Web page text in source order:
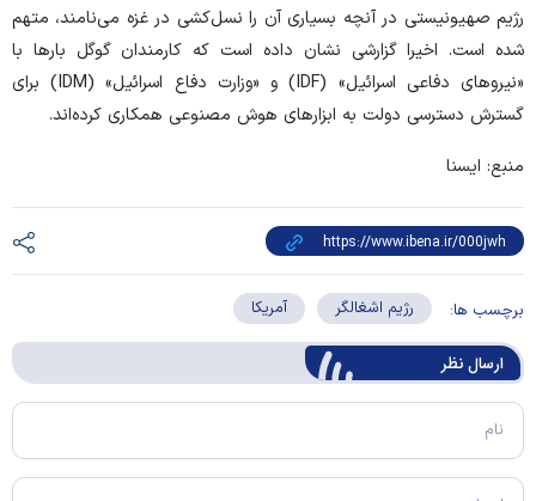
رژیم صهیونیستی در آنچه بسیاری آن را نسل‌کشی در غزه می‌نامند، متهم
شده است. اخیرا گزارشی نشان داده است که کارمندان گوگل بار‌ها با
«نیرو‌های دفاعی اسرائیل» (IDF) و «وزارت دفاع اسرائیل» (IDM) برای
گسترش دسترسی دولت به ابزار‌های هوش مصنوعی همکاری کرده‌اند.
منبع: ایسنا
برچسب ها: رژیم اشغالگر آمریکا
ارسال‌ نظر